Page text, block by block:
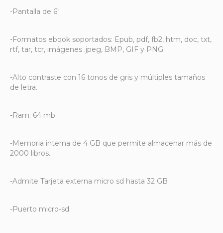
-Pantalla de 6″
-Formatos ebook soportados: Epub, pdf, fb2, htm, doc, txt,
rtf, tar, tcr, imágenes .jpeg, BMP, GIF y PNG.
-Alto contraste con 16 tonos de gris y múltiples tamaños
de letra.
-Ram: 64 mb
-Memoria interna de 4 GB que permite almacenar más de
2000 libros.
-Admite Tarjeta externa micro sd hasta 32 GB
-Puerto micro-sd.